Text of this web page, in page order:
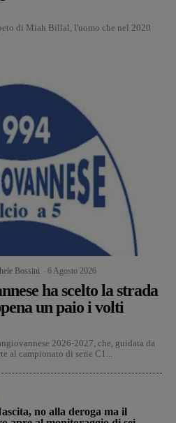
di Miah Billal, l'uomo che nel 2020
Bossini 6 Agosto 2026
ha scelto la strada
un paio i volti
2026-2027, che, guidata da
al campionato di serie C1...
no alla deroga ma il